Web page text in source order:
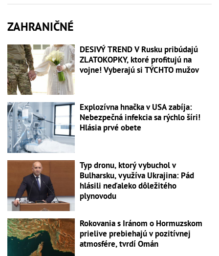
ZAHRANIČNÉ
DESIVÝ TREND V Rusku pribúdajú
ZLATOKOPKY, ktoré profitujú na
vojne! Vyberajú si TÝCHTO mužov
Explozívna hnačka v USA zabíja:
Nebezpečná infekcia sa rýchlo šíri!
Hlásia prvé obete
Typ dronu, ktorý vybuchol v
Bulharsku, využíva Ukrajina: Pád
hlásili neďaleko dôležitého
plynovodu
Rokovania s Iránom o Hormuzskom
prielive prebiehajú v pozitívnej
atmosfére, tvrdí Omán